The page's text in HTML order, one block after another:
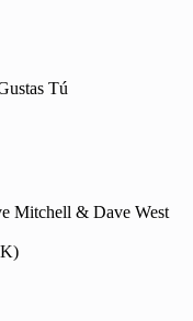
Tú
Mitchell & Dave West